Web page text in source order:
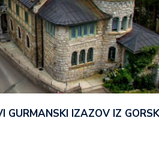
GURMANSKI IZAZOV IZ